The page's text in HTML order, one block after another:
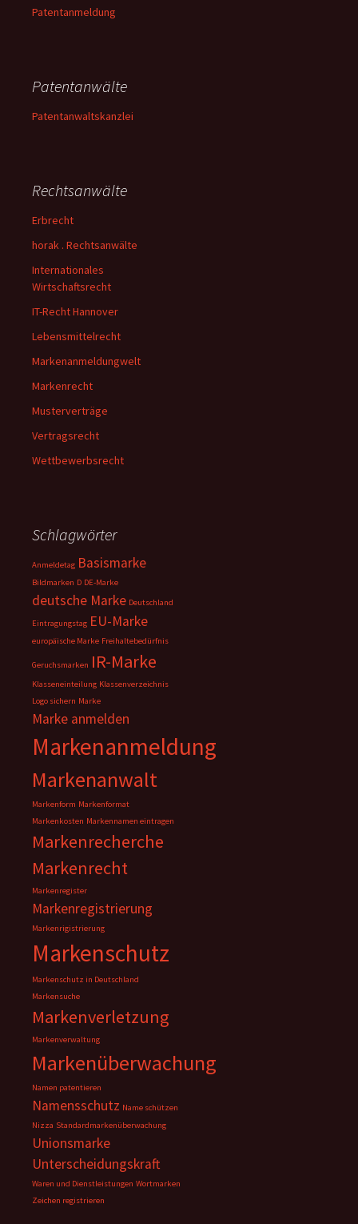
Patentanmeldung
Patentanwälte
Patentanwaltskanzlei
Rechtsanwälte
Erbrecht
horak . Rechtsanwälte
Internationales
Wirtschaftsrecht
IT-Recht Hannover
Lebensmittelrecht
Markenanmeldungwelt
Markenrecht
Musterverträge
Vertragsrecht
Wettbewerbsrecht
Schlagwörter
Anmeldetag Basismarke
Bildmarken D DE-Marke
deutsche Marke Deutschland
Eintragungstag EU-Marke
europäische Marke Freihaltebedürfnis
Geruchsmarken IR-Marke
Klasseneinteilung Klassenverzeichnis
Logo sichern Marke
Marke anmelden
Markenanmeldung
Markenanwalt
Markenform Markenformat
Markenkosten Markennamen eintragen
Markenrecherche
Markenrecht
Markenregister
Markenregistrierung
Markenrigistrierung
Markenschutz
Markenschutz in Deutschland
Markensuche
Markenverletzung
Markenverwaltung
Markenüberwachung
Namen patentieren
Namensschutz Name schützen
Nizza Standardmarkenüberwachung
Unionsmarke
Unterscheidungskraft
Waren und Dienstleistungen Wortmarken
Zeichen registrieren